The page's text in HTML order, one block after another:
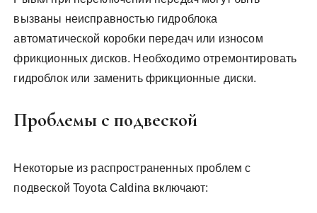
вызваны неисправностью гидроблока
автоматической коробки передач или износом
фрикционных дисков. Необходимо отремонтировать
гидроблок или заменить фрикционные диски.
Проблемы с подвеской
Некоторые из распространенных проблем с
подвеской Toyota Caldina включают: